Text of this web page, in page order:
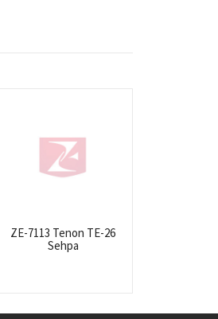
ZE-7113 Tenon TE-26
Sehpa